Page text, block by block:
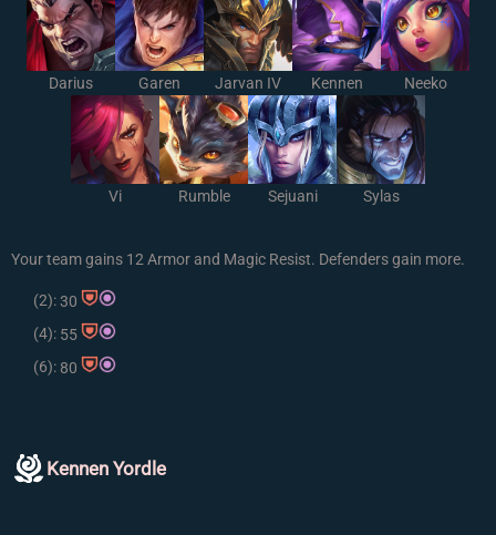
Darius Garen Jarvan IV Kennen Neeko
Vi Rumble Sejuani Sylas
Your team gains 12 Armor and Magic Resist. Defenders gain more.
(2):30
(4): 55
(6): 80
Kennen Yordle